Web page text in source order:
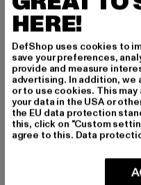
Hersteller Farbe: black
Polyester
Art.Nr: TB6041-00007
Hersteller: TB
Dr.-Robert-Murjahn-
DE
GRÖSSE &
HERE!
DefShop uses cookies to
save your preferences,
provide and measure
advertising. In addition,
or to use cookies. This
your data in the USA or
the EU data protection
this, click on "Custom
agree to this. Data